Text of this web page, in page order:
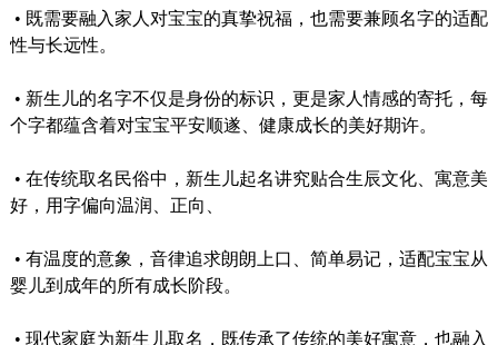
• 既需要融入家人对宝宝的真挚祝福，也需要兼顾名字的适配
性与长远性。
• 新生儿的名字不仅是身份的标识，更是家人情感的寄托，每
个字都蕴含着对宝宝平安顺遂、健康成长的美好期许。
• 在传统取名民俗中，新生儿起名讲究贴合生辰文化、寓意美
好，用字偏向温润、正向、
• 有温度的意象，音律追求朗朗上口、简单易记，适配宝宝从
婴儿到成年的所有成长阶段。
• 现代家庭为新生儿取名，既传承了传统的美好寓意，也融入